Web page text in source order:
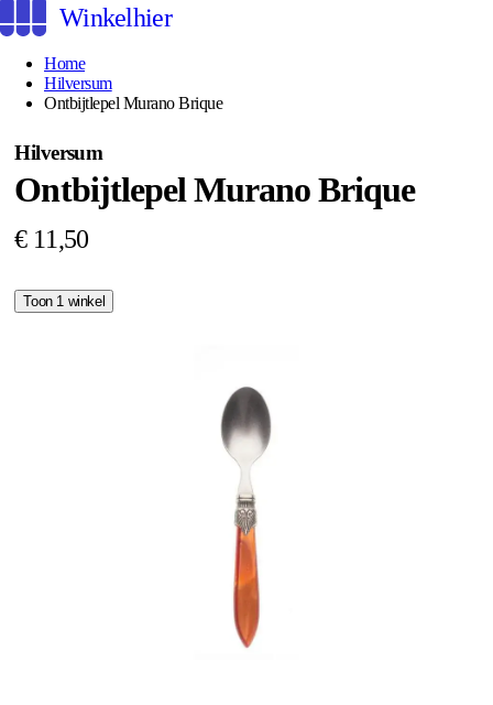
Winkelhier
Home
Hilversum
Ontbijtlepel Murano Brique
Hilversum
Ontbijtlepel Murano Brique
€ 11,50
Toon 1 winkel